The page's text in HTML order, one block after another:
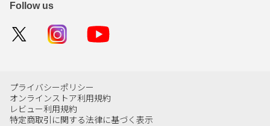
Follow us
プライバシーポリシー
オンラインストア利用規約
レビュー利用規約
特定商取引に関する法律に基づく表示